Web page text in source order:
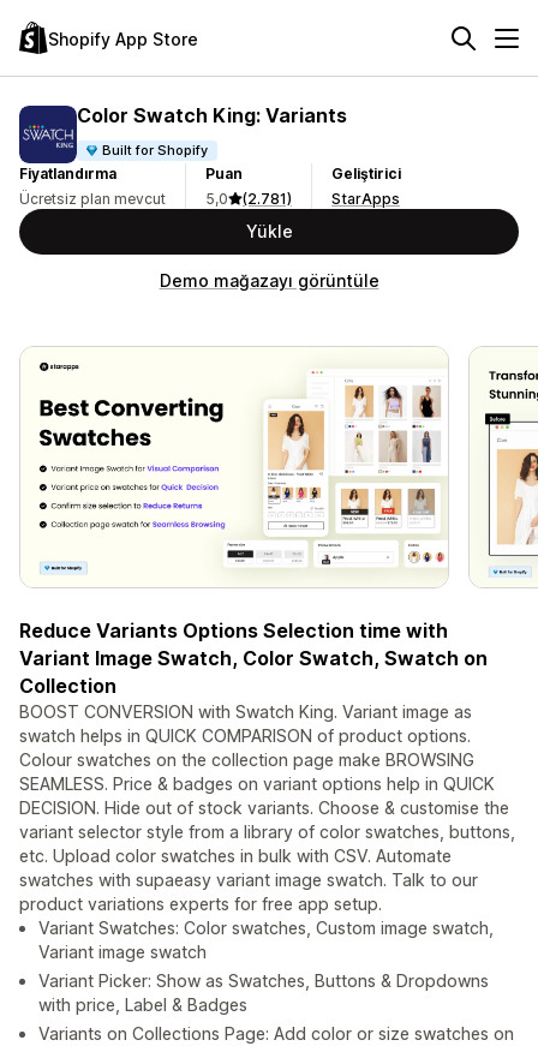
Shopify App Store
Color Swatch King: Variants
Built for Shopify
Fiyatlandırma
Ücretsiz plan mevcut
Puan
5,0
(2.781)
Geliştirici
StarApps
Yükle
Demo mağazayı görüntüle
Reduce Variants Options Selection time with
Variant Image Swatch, Color Swatch, Swatch on
Collection
BOOST CONVERSION with Swatch King. Variant image as
swatch helps in QUICK COMPARISON of product options.
Colour swatches on the collection page make BROWSING
SEAMLESS. Price & badges on variant options help in QUICK
DECISION. Hide out of stock variants. Choose & customise the
variant selector style from a library of color swatches, buttons,
etc. Upload color swatches in bulk with CSV. Automate
swatches with supaeasy variant image swatch. Talk to our
product variations experts for free app setup.
Variant Swatches: Color swatches, Custom image swatch,
Variant image swatch
Variant Picker: Show as Swatches, Buttons & Dropdowns
with price, Label & Badges
Variants on Collections Page: Add color or size swatches on